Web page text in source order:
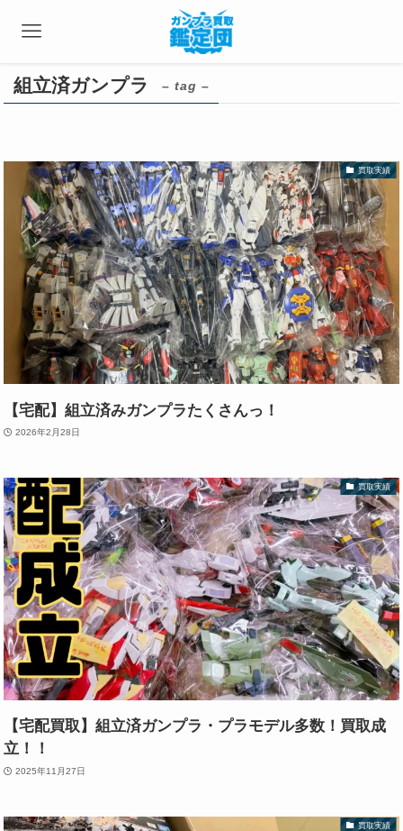
組立済ガンプラ – tag –
買取実績
【宅配】組立済みガンプラたくさんっ！
2026年2月28日
買取実績
【宅配買取】組立済ガンプラ・プラモデル多数！買取成
立！！
2025年11月27日
買取実績